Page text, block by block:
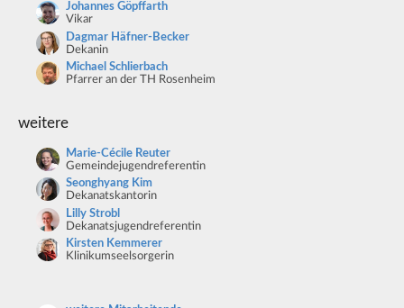
Johannes Göpffarth
Vikar
Dagmar Häfner-Becker
Dekanin
Michael Schlierbach
Pfarrer an der TH Rosenheim
weitere
Marie-Cécile Reuter
Gemeindejugendreferentin
Seonghyang Kim
Dekanatskantorin
Lilly Strobl
Dekanatsjugendreferentin
Kirsten Kemmerer
Klinikumseelsorgerin